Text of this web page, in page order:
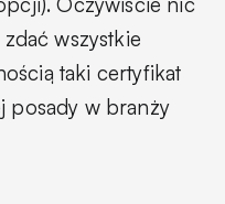
wszystkie
taki certyfikat
posady w branży